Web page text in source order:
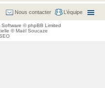
L’équipe
Nous contacter
Software © phpBB Limited
©Maël Soucaze